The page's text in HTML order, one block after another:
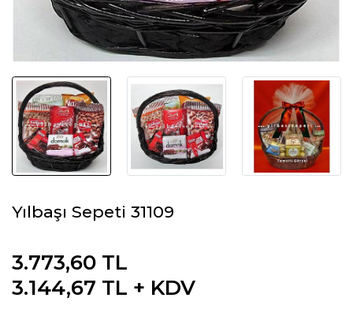
Yılbaşı Sepeti 31109
3.144,67 TL + KDV
3.773,60 TL